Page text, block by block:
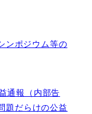
ンポジウム等の
通報（内部告
題だらけの公益